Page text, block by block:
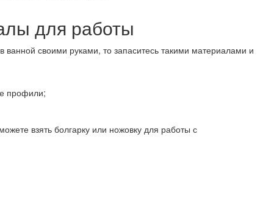
для работы
ванной своими руками, то запаситесь такими материалами и
профили;
взять болгарку или ножовку для работы с